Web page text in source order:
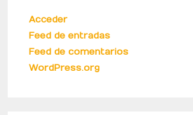
Acceder
Feed de entradas
Feed de comentarios
WordPress.org